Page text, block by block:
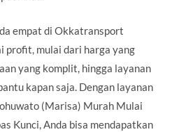
empat di Okkatransport
profit, mulai dari harga yang
yang komplit, hingga layanan
kapan saja. Dengan layanan
(Marisa) Murah Mulai
Kunci, Anda bisa mendapatkan